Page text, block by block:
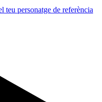
teu personatge de referència